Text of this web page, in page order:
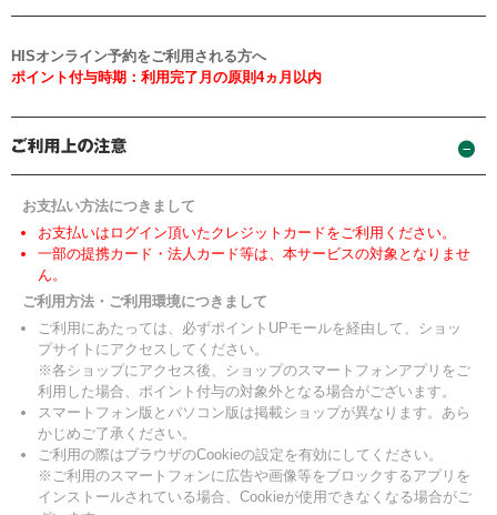
HISオンライン予約をご利用される方へ
ポイント付与時期：利用完了月の原則4ヵ月以内
お支払い方法につきまして
お支払いはログイン頂いたクレジットカードをご利用ください。
一部の提携カード・法人カード等は、本サービスの対象となりませ
ん。
ご利用方法・ご利用環境につきまして
ご利用にあたっては、必ずポイントUPモールを経由して、ショッ
プサイトにアクセスしてください。
※各ショップにアクセス後、ショップのスマートフォンアプリをご
利用した場合、ポイント付与の対象外となる場合がございます。
スマートフォン版とパソコン版は掲載ショップが異なります。あら
かじめご了承ください。
ご利用の際はブラウザのCookieの設定を有効にしてください。
※ご利用のスマートフォンに広告や画像等をブロックするアプリを
インストールされている場合、Cookieが使用できなくなる場合がご